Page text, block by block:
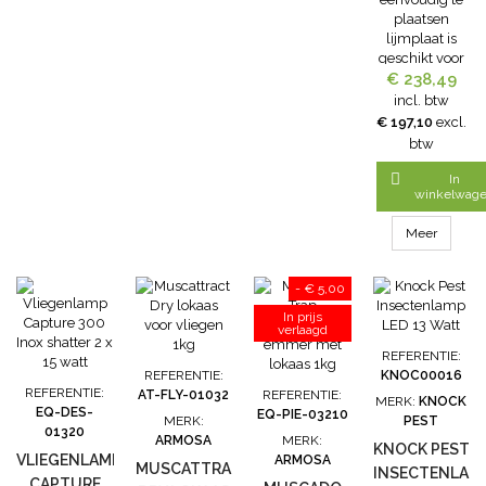
plaatsen
lijmplaat is
geschikt voor
het vangen
van vliegen.
De
Vliegenlamp
IP65 shatter 2
x 15 Watt is
gemaakt van
100 procent
RVS en is
zoals
horizontale
ophanging
met lijmbord
bovenaan, of
Extra grote
aantrekking
rondom met
een groot
€ 238,49
incl. btw
€ 197,10 excl.
btw

In
Meer
REFERENTIE:
EQ-DES-
01320
VLIEGENLAMP
REFERENTIE:
AT-FLY-01032
MERK:
ARMOSA
MUSCATTRACT
- € 5,00
In prijs
verlaagd
REFERENTIE:
EQ-PIE-03210
MERK:
ARMOSA
REFERENTIE:
KNOC00016
MERK:KNOCK
PEST
KNOCK PEST